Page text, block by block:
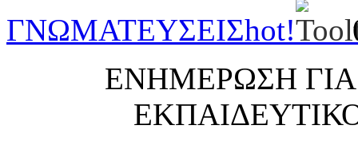
ΓΝΩΜΑΤΕΥΣΕΙΣhot!
ΕΝΗΜΕΡΩΣΗ